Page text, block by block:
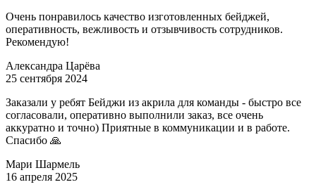
Очень понравилось качество изготовленных бейджей,
оперативность, вежливость и отзывчивость сотрудников.
Рекомендую!
Александра Царёва
25 сентября 2024
Заказали у ребят Бейджи из акрила для команды - быстро все
согласовали, оперативно выполнили заказ, все очень
аккуратно и точно) Приятные в коммуникации и в работе.
Спасибо 🙏
Мари Шармель
16 апреля 2025